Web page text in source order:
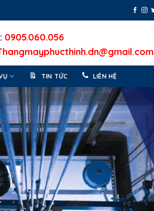
0905.060.056
TIN TỨC LIÊN HỆ